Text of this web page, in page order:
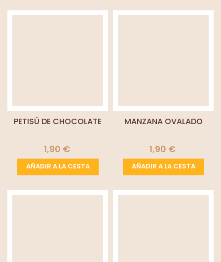
PETISÚ DE CHOCOLATE
1,90 €
AÑADIR A LA CESTA
MANZANA OVALADO
1,90 €
AÑADIR A LA CESTA